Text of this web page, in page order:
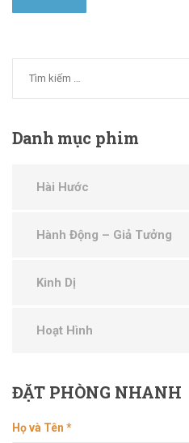
Danhmục phim
Hài Hước
Hành Động – Giả Tưởng
Kinh Dị
Hoạt Hình
ĐẶTPHÒNG NHANH
Họ và Tên *